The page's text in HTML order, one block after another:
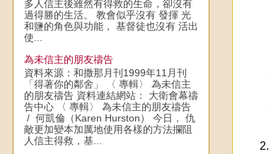
多人信主後雖然有得救的生命，卻沒有
過得勝的生活。 教會似乎沒有 發揮 光
和鹽的角色與功能， 基督徒也沒有 活出
使...
為未信主的朋友禱告
資料來源：和撒那月刊1999年11月刊
「得著你的鄰舍」 〈 專輯〉 為未信主
的朋友禱告 資料連結網站： 大衛會幕禱
告中心 〈 專輯〉 為未信主的朋友禱告
/ 何凱倫（Karen Hurston） 今日， 仇
敵更加變本加厲地使用各樣的方法攔阻
人信主得救，基...